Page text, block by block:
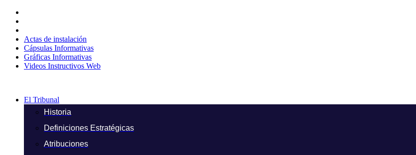
contenido
Actas de instalación
Cápsulas Informativas
Gráficas Informativas
Videos Instructivos Web
El Tribunal
Historia
Definiciones Estratégicas
Atribuciones